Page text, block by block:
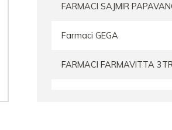
FARMACI SAJMIR
Farmaci GEGA
FARMACI FARMAVITTA